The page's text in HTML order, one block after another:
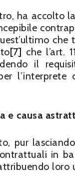
ha accolto
[7] che l’art.
il
e causa
pur
in
loro